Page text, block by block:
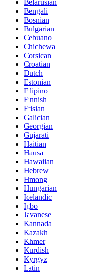
Belarusian
Bengali
Bosnian
Bulgarian
Cebuano
Chichewa
Corsican
Croatian
Dutch
Estonian
Filipino
Finnish
Frisian
Galician
Georgian
Gujarati
Haitian
Hausa
Hawaiian
Hebrew
Hmong
Hungarian
Icelandic
Igbo
Javanese
Kannada
Kazakh
Khmer
Kurdish
Kyrgyz
Latin